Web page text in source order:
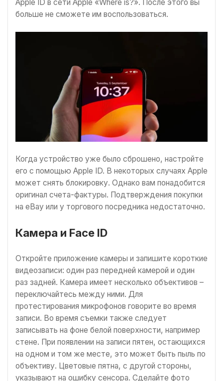
Apple ID в сети Apple «Where is?». После этого вы
больше не сможете им воспользоваться.
Когда устройство уже было сброшено, настройте
его с помощью Apple ID. В некоторых случаях Apple
может снять блокировку. Однако вам понадобится
оригинал счета-фактуры. Подтверждения покупки
на eBay или у торгового посредника недостаточно.
Камера и Face ID
Откройте приложение камеры и запишите короткие
видеозаписи: один раз передней камерой и один
раз задней. Камера имеет несколько объективов –
переключайтесь между ними. Для
протестирования микрофонов говорите во время
записи. Во время съемки также следует
записывать на фоне белой поверхности, например
стене. При появлении на записи пятен, остающихся
на одном и том же месте, это может быть пыль по
объективу. Цветовые пятна, с другой стороны,
указывают на ошибку сенсора. Сделайте фото